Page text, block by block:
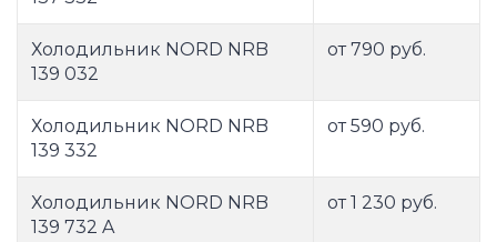
Холодильник NORD NRB
139 032
от 790 руб.
Холодильник NORD NRB
139 332
от 590 руб.
Холодильник NORD NRB
139 732 A
от 1 230 руб.